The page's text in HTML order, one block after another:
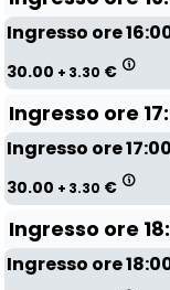
Ingresso ore
30.00 + 3.30 €
Ingresso ore
Ingresso ore
30.00 + 3.30 €
Ingresso ore
Ingresso ore